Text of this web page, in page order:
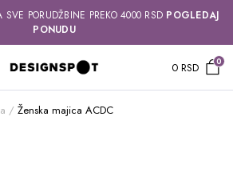
SVE PORUDŽBINE PREKO 4000 RSD POGLEDAJ
PONUDU
0RSD 0
Ženska majica ACDC